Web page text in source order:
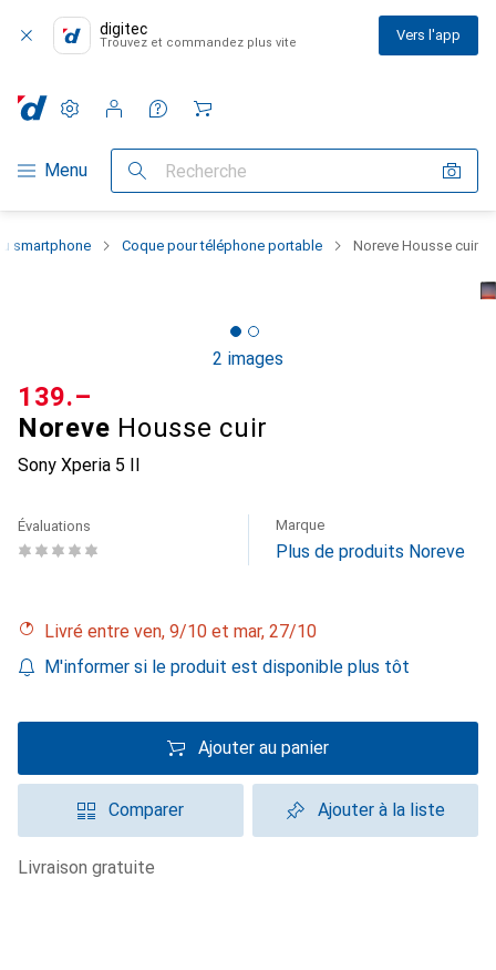
digitec
Trouvez et commandez plus vite Vers l'app
Navigation par catégorie
Menu Recherche
Paramètres
Compte client
Listes de comparaison
Listes d'envies
Panier
smartphone Coque pour téléphone portable Noreve Housse cuir
2 images
Noreve Housse cuir
Sony Xperia 5 II
CHF
139.–
Évaluations Marque
Plus de produits Noreve
Livré entre ven, 9/10 et mar, 27/10
M'informer si le produit est disponible plus tôt
Ajouter au panier
Comparer Ajouter à la liste
livraison gratuite